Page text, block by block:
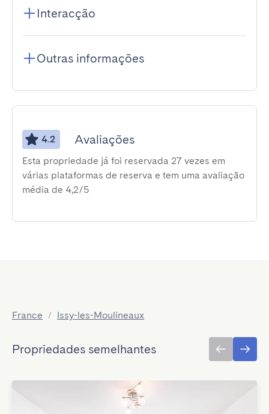
Interacção
Outras informações
4.2 Avaliações
Esta propriedade já foi reservada 27 vezes em
várias plataformas de reserva e tem uma avaliação
média de 4,2/5
France / Issy-les-Moulineaux
Propriedades semelhantes